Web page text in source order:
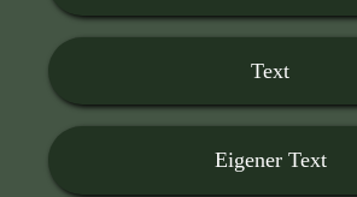
Text
Eigener Text